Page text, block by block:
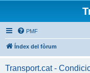
PMF
Índex del fòrum
Transport.cat -